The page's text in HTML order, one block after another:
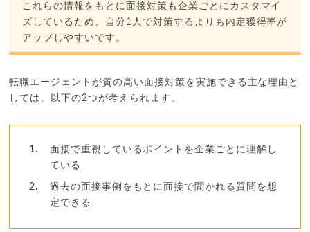
これらの情報をもとに面接対策も企業ごとにカスタマイ
ズしているため、自分1人で対策するよりも内定獲得率が
アップしやすいです。
転職エージェントが質の高い面接対策を実施できる主な理由と
しては、以下の2つが考えられます。
面接で重視しているポイントを企業ごとに理解し
ている
過去の面接事例をもとに面接で聞かれる質問を想
定できる